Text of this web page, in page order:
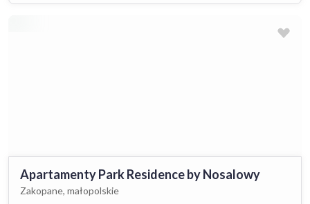
Apartamenty Park Residence by Nosalowy
Zakopane, małopolskie